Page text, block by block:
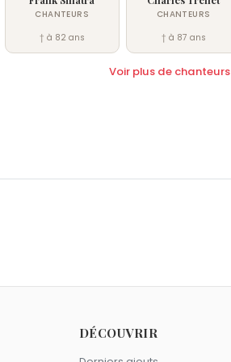
CHANTEURS
† à 82 ans
CHANTEURS
† à 87 ans
Voir plus de chanteurs
DÉCOUVRIR